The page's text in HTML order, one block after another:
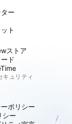
ー
ト
ストア
ド
キュリティ
ポリシー
シー